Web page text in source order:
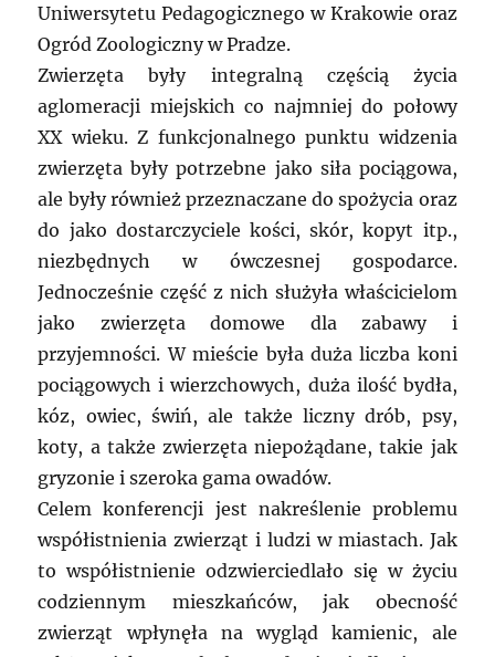
Uniwersytetu Pedagogicznego w Krakowie oraz
Ogród Zoologiczny w Pradze.
Zwierzęta były integralną częścią życia
aglomeracji miejskich co najmniej do połowy
XX wieku. Z funkcjonalnego punktu widzenia
zwierzęta były potrzebne jako siła pociągowa,
ale były również przeznaczane do spożycia oraz
do jako dostarczyciele kości, skór, kopyt itp.,
niezbędnych w ówczesnej gospodarce.
Jednocześnie część z nich służyła właścicielom
jako zwierzęta domowe dla zabawy i
przyjemności. W mieście była duża liczba koni
pociągowych i wierzchowych, duża ilość bydła,
kóz, owiec, świń, ale także liczny drób, psy,
koty, a także zwierzęta niepożądane, takie jak
gryzonie i szeroka gama owadów.
Celem konferencji jest nakreślenie problemu
współistnienia zwierząt i ludzi w miastach. Jak
to współistnienie odzwierciedlało się w życiu
codziennym mieszkańców, jak obecność
zwierząt wpłynęła na wygląd kamienic, ale